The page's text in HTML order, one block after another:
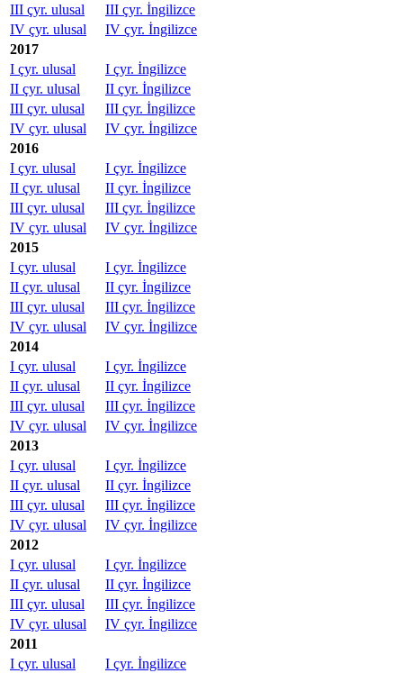
III çyr. ulusal
III çyr. İngilizce
IV çyr. ulusal
IV çyr. İngilizce
2017
I çyr. ulusal
I çyr. İngilizce
II çyr. ulusal
II çyr. İngilizce
III çyr. ulusal
III çyr. İngilizce
IV çyr. ulusal
IV çyr. İngilizce
2016
I çyr. ulusal
I çyr. İngilizce
II çyr. ulusal
II çyr. İngilizce
III çyr. ulusal
III çyr. İngilizce
IV çyr. ulusal
IV çyr. İngilizce
2015
I çyr. ulusal
I çyr. İngilizce
II çyr. ulusal
II çyr. İngilizce
III çyr. ulusal
III çyr. İngilizce
IV çyr. ulusal
IV çyr. İngilizce
2014
I çyr. ulusal
I çyr. İngilizce
II çyr. ulusal
II çyr. İngilizce
III çyr. ulusal
III çyr. İngilizce
IV çyr. ulusal
IV çyr. İngilizce
2013
I çyr. ulusal
I çyr. İngilizce
II çyr. ulusal
II çyr. İngilizce
III çyr. ulusal
III çyr. İngilizce
IV çyr. ulusal
IV çyr. İngilizce
2012
I çyr. ulusal
I çyr. İngilizce
II çyr. ulusal
II çyr. İngilizce
III çyr. ulusal
III çyr. İngilizce
IV çyr. ulusal
IV çyr. İngilizce
2011
I çyr. ulusal
I çyr. İngilizce